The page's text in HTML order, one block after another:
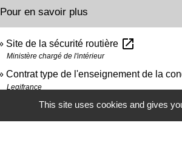
Pour en savoir plus
Site de la sécurité routière open_in_new
Ministère chargé de l'intérieur
Contrat type de l'enseignement de la
Legifrance
École de conduite labelliséeopen_in_new
This site uses cookies and gives